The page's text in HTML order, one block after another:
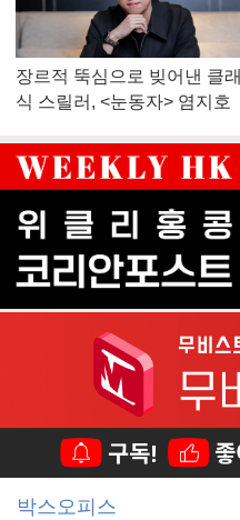
장르적 뚝심으로 빚어낸 클래
식 스릴러, <눈동자> 염지호
박스오피스